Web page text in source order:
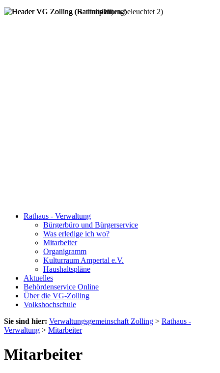
Rathaus - Verwaltung
Bürgerbüro und Bürgerservice
Was erledige ich wo?
Mitarbeiter
Organigramm
Kulturraum Ampertal e.V.
Haushaltspläne
Aktuelles
Behördenservice Online
Über die VG-Zolling
Volkshochschule
Sie sind hier: Verwaltungsgemeinschaft Zolling > Rathaus -
Verwaltung > Mitarbeiter
Mitarbeiter